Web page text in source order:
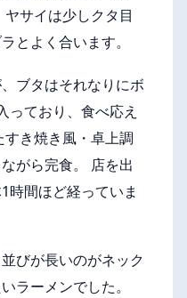
サイは少しクタ目
とよく合います。
ブタはそれなりにボ
っており、食べ応え
き焼き風・卓上調
がら完食。 店を出
時間ほど経っていま
びが長いのがネック
ラーメンでした。